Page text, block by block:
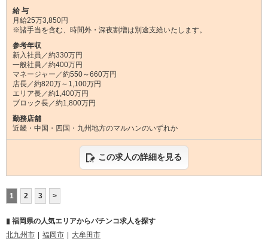
給 与
月給25万3,850円
※諸手当を含む、時間外・深夜割増は別途支給いたします。
参考年収
新入社員／約330万円
一般社員／約400万円
マネージャー／約550～660万円
店長／約820万～1,100万円
エリア長／約1,400万円
ブロック長／約1,800万円
勤務店舗
近畿・中国・四国・九州地方のマルハンのいずれか
この求人の詳細を見る
1 2 3 >
▮ 福岡県の人気エリアからパチンコ求人を探す
北九州市
福岡市 大牟田市